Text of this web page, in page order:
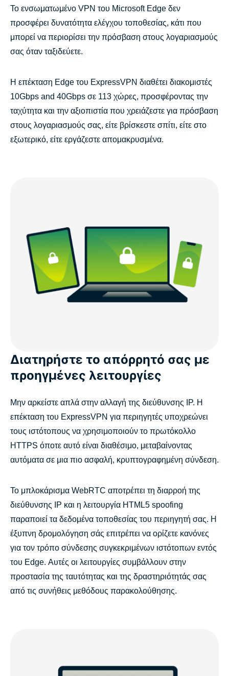
Το ενσωματωμένο VPN του Microsoft Edge δεν
προσφέρει δυνατότητα ελέγχου τοποθεσίας, κάτι που
μπορεί να περιορίσει την πρόσβαση στους λογαριασμούς
σας όταν ταξιδεύετε.
Η επέκταση Edge του ExpressVPN διαθέτει διακομιστές
10Gbps and 40Gbps σε 113 χώρες, προσφέροντας την
ταχύτητα και την αξιοπιστία που χρειάζεστε για πρόσβαση
στους λογαριασμούς σας, είτε βρίσκεστε σπίτι, είτε στο
εξωτερικό, είτε εργάζεστε απομακρυσμένα.
Διατηρήστε το απόρρητό σας με
προηγμένες λειτουργίες
Μην αρκείστε απλά στην αλλαγή της διεύθυνσης IP. Η
επέκταση του ExpressVPN για περιηγητές υποχρεώνει
τους ιστότοπους να χρησιμοποιούν το πρωτόκολλο
HTTPS όποτε αυτό είναι διαθέσιμο, μεταβαίνοντας
αυτόματα σε μια πιο ασφαλή, κρυπτογραφημένη σύνδεση.
Το μπλοκάρισμα WebRTC αποτρέπει τη διαρροή της
διεύθυνσης IP και η λειτουργία HTML5 spoofing
παραποιεί τα δεδομένα τοποθεσίας του περιηγητή σας. Η
έξυπνη δρομολόγηση σάς επιτρέπει να ορίζετε κανόνες
για τον τρόπο σύνδεσης συγκεκριμένων ιστότοπων εντός
του Edge. Αυτές οι λειτουργίες συμβάλλουν στην
προστασία της ταυτότητας και της δραστηριότητάς σας
από τις συνήθεις μεθόδους παρακολούθησης.